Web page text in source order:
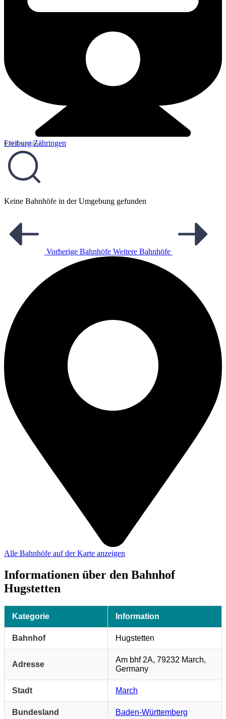
Freiburg Zähringen
6,51 km entfernt
Keine Bahnhöfe in der Umgebung gefunden
Vorherige Bahnhöfe Weitere Bahnhöfe
Alle Bahnhöfe auf der Karte anzeigen
Informationen über den Bahnhof
Hugstetten
Kategorie Information
Bahnhof Hugstetten
Adresse
Am bhf 2A, 79232 March,
Germany
Stadt March
Bundesland Baden-Württemberg